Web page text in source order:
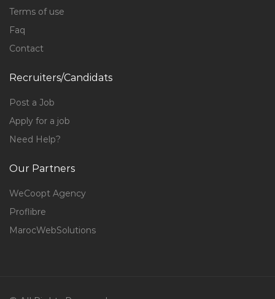
Terms of use
Faq
Contact
Recruiters/Candidats
Post a Job
Apply for a job
Need Help?
Our Partners
WeCoopt Agency
Proflibre
MarocWebSolutions